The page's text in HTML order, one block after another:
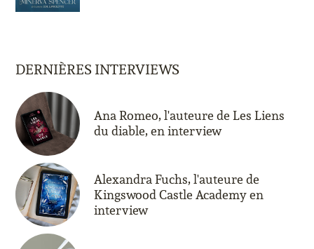
DERNIÈRES INTERVIEWS
Ana Romeo, l'auteure de Les Liens
du diable, en interview
Alexandra Fuchs, l'auteure de
Kingswood Castle Academy en
interview